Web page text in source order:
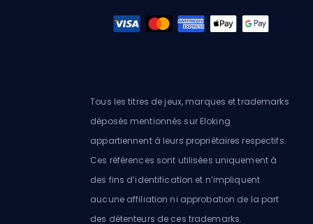
Tous les titres de jeux, marques et trademarks
déposés mentionnés sur Eloking
appartiennent à leurs propriétaires respectifs.
Ces références sont utilisées uniquement à
des fins d’identification et n’impliquent
aucune affiliation ni approbation de la part
des détenteurs de ces trademarks.